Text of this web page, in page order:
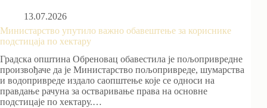
13.07.2026
Министарство упутило важно обавештење за кориснике
подстицаја по хектару
Градска општина Обреновац обавестила је пољопривредне
произвођаче да је Министарство пољопривреде, шумарства
и водопривреде издало саопштење које се односи на
правдање рачуна за остваривање права на основне
подстицаје по хектару.…